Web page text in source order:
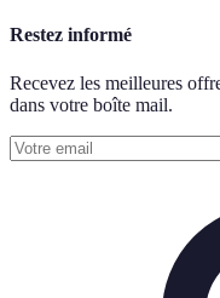
Restez informé
Recevez les meilleures
dans votre boîte mail.